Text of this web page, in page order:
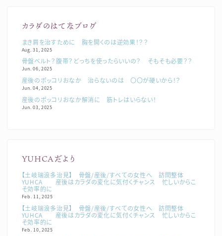
カラダのはてなブログ
まき肩を治すために 胸を開くのは逆効果！？？
Aug. 31, 2025
骨盤ベルト？腹帯？どっちを使ったらいいの？ そもそも必要？？
Jun. 06, 2025
産後のポッコリおなか 治らないのは 〇〇が硬いから！？
Jun. 04, 2025
産後のポッコリおなか解消に 筋トレはいらない！
Jun. 03, 2025
YUHCAだより
【土岐瑞浪多治見】 骨盤/産後/すべての女性へ 訪問整体
YUHCA 産後はカラダの変化に気付くチャンス 忙しいからこ
そ効率的に
Feb. 11, 2025
【土岐瑞浪多治見】 骨盤/産後/すべての女性へ 訪問整体
YUHCA 産後はカラダの変化に気付くチャンス 忙しいからこ
そ効率的に
Feb. 10, 2025